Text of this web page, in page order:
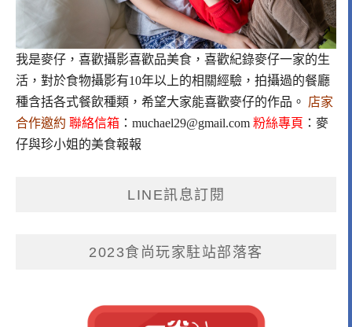
我是麥仔，喜歡攝影喜歡品美食，喜歡紀錄麥仔一家的生
活，對於食物攝影有10年以上的相關經驗，拍攝過的餐廳
種含括各式餐飲種類，希望大家能喜歡麥仔的作品。 店家
合作邀約 聯絡信箱 ： muchael29@gmail.com 粉絲專頁 ： 麥
仔與珍小姐的美食報報
LINE訊息訂閱
2023食尚玩家駐站部落客